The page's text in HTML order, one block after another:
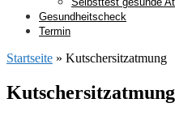
Gesundheitscheck
Termin
Startseite » Kutschersitzatmung
Kutschersitzatmung